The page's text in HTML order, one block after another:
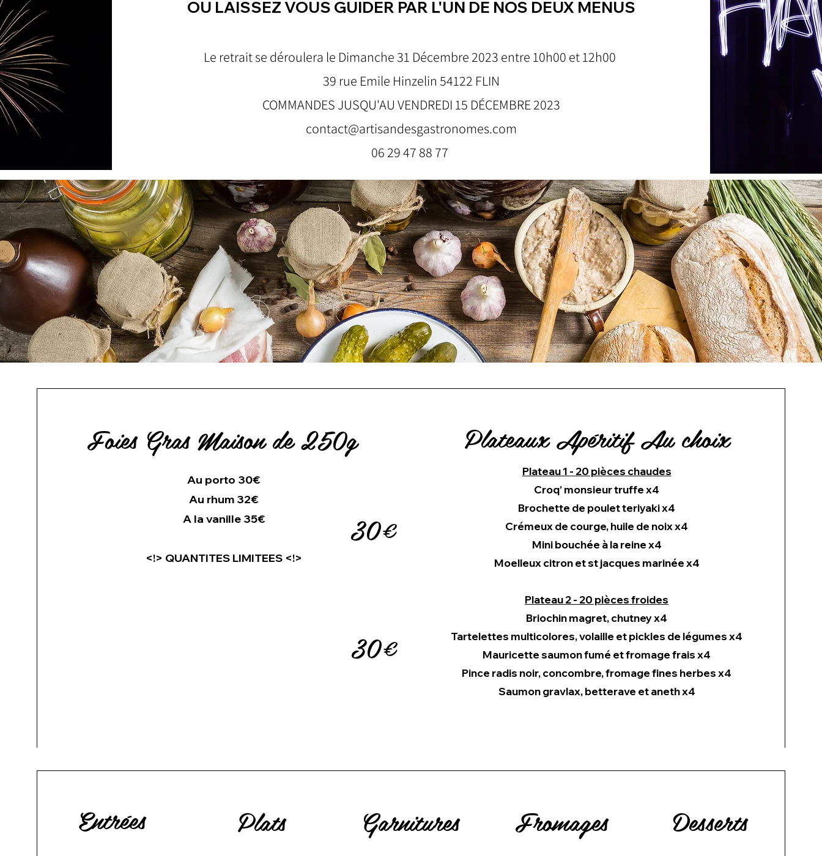
OU LAISSEZ VOUS GUIDER PAR L'UN DE NOS DEUX MENUS
Le retrait se déroulera le Dimanche 31 Décembre 2023 entre 10h00 et 12h00
39 rue Emile Hinzelin 54122 FLIN
COMMANDES JUSQU'AU VENDREDI 15 DÉCEMBRE 2023
contact@artisandesgastronomes.com
06 29 47 88 77
Foies Gras Maison de 250g
Au porto 30€
Au rhum 32€
A la vanille 35€
<!> QUANTITES LIMITEES <!>
Plateaux Apéritif Au choix
30€
30€
Plateau 1 - 20 pièces chaudes
Croq’ monsieur truffe x4
Brochette de poulet teriyaki x4
Crémeux de courge, huile de noix x4
Mini bouchée à la reine x4
Moelleux citron et st jacques marinée x4
Plateau 2 - 20 pièces froides
Briochin magret, chutney x4
Tartelettes multicolores, volaille et pickles de légumes x4
Mauricette saumon fumé et fromage frais x4
Pince radis noir, concombre, fromage fines herbes x4
Saumon gravlax, betterave et aneth x4
Entrées
Plats
Garnitures
Fromages Desserts